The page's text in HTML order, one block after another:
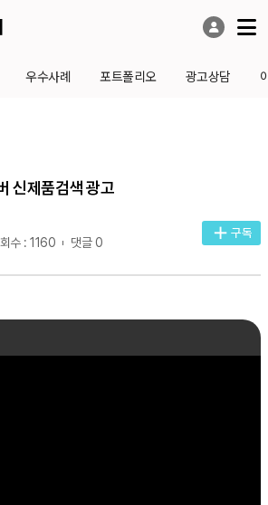
우수사례 포트폴리오 광고상담
신제품검색 광고
수 : 1160 댓글 0
구독